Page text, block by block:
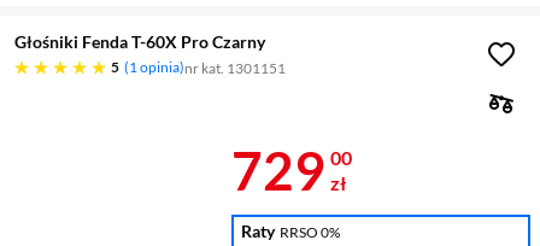
Głośniki Fenda T-60X Pro Czarny
5
pięć gwiazdek 1 opinia nr kat. 1301151
Cena 729 zł
729 00
zł
Raty RRSO 0%